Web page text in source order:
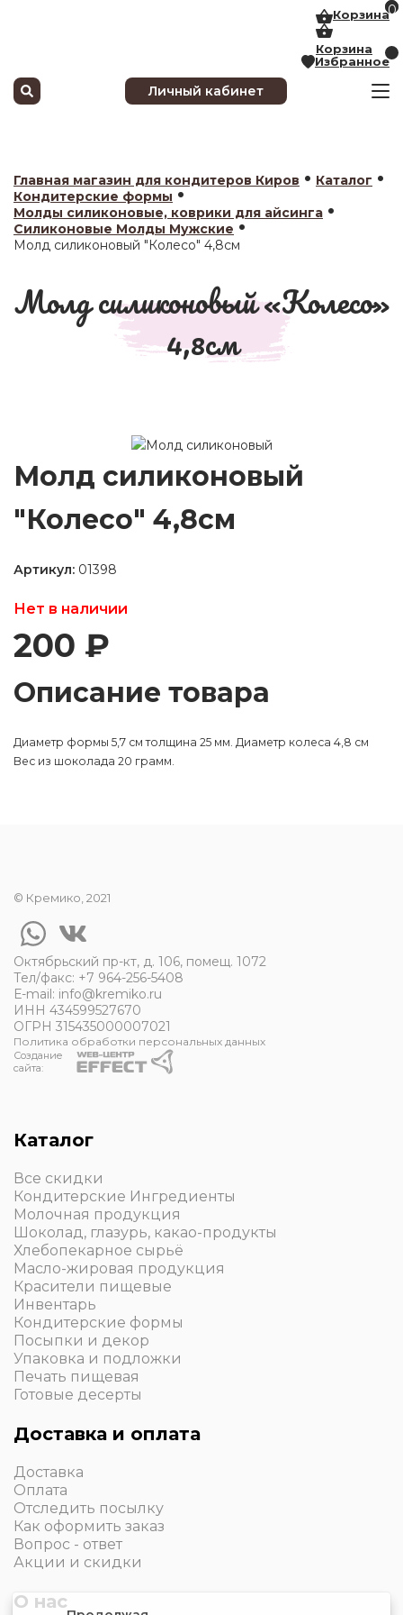
Корзина0
Корзина
0
Избранное
Личный кабинет
звонок
106
256-54-08
Главная магазин для кондитеров Киров • Каталог •
Кондитерские формы •
Молды силиконовые, коврики для айсинга •
Силиконовые Молды Мужские •
Молд силиконовый "Колесо" 4,8см
Молд силиконовый «Колесо»
4,8см
Молд силиконовый
"Колесо" 4,8см
Артикул: 01398
Нет в наличии
200 ₽
Описание товара
Диаметр формы 5,7 см толщина 25 мм. Диаметр колеса 4,8 см
Вес из шоколада 20 грамм.
Каталог
Все скидки
Кондитерские Ингредиенты
Молочная продукция
Шоколад, глазурь, какао-продукты
Хлебопекарное сырьё
Масло-жировая продукция
Красители пищевые
Инвентарь
Кондитерские формы
Посыпки и декор
Упаковка и подложки
Печать пищевая
Готовые десерты
Доставка и оплата
Доставка
Оплата
Отследить посылку
Как оформить заказ
Вопрос - ответ
Акции и скидки
О нас
© Кремико, 2021
Октябрьский пр-кт, д. 106, помещ. 1072
Тел/факс: +7 964-256-5408
Е-mail: info@kremiko.ru
ИНН 434599527670
ОГРН 315435000007021
Политика обработки персональных данных
Создание
сайта: